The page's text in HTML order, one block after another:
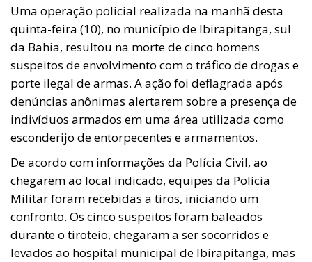
Uma operação policial realizada na manhã desta
quinta-feira (10), no município de Ibirapitanga, sul
da Bahia, resultou na morte de cinco homens
suspeitos de envolvimento com o tráfico de drogas e
porte ilegal de armas. A ação foi deflagrada após
denúncias anônimas alertarem sobre a presença de
indivíduos armados em uma área utilizada como
esconderijo de entorpecentes e armamentos.
De acordo com informações da Polícia Civil, ao
chegarem ao local indicado, equipes da Polícia
Militar foram recebidas a tiros, iniciando um
confronto. Os cinco suspeitos foram baleados
durante o tiroteio, chegaram a ser socorridos e
levados ao hospital municipal de Ibirapitanga, mas